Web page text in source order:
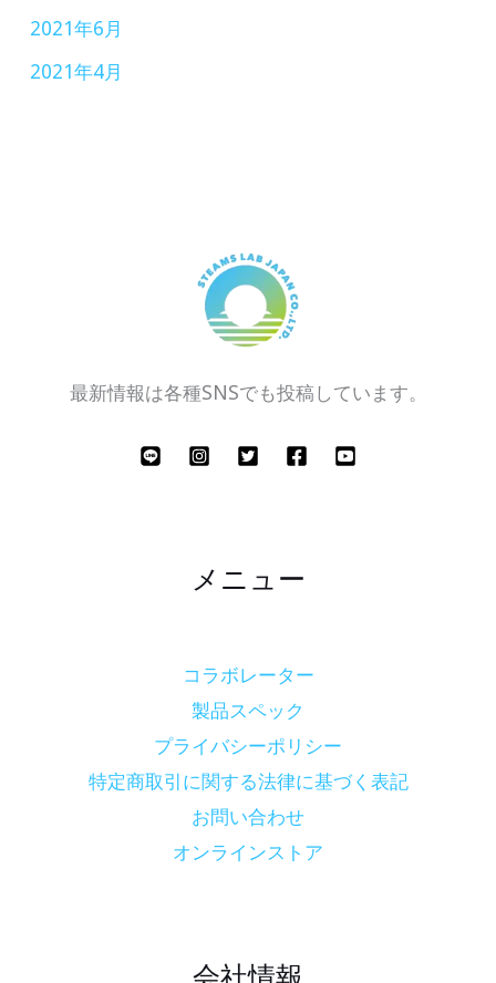
2021年6月
2021年4月
最新情報は各種SNSでも投稿しています。
メニュー
コラボレーター
製品スペック
プライバシーポリシー
特定商取引に関する法律に基づく表記
お問い合わせ
オンラインストア